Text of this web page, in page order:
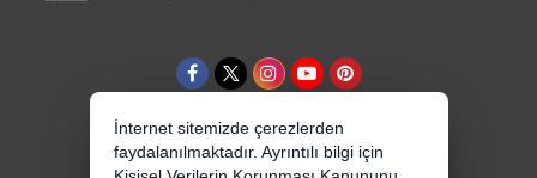
İnternet sitemizde çerezlerden
faydalanılmaktadır. Ayrıntılı bilgi için